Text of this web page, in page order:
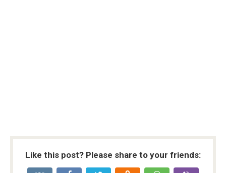
Like this post? Please share to your friends: